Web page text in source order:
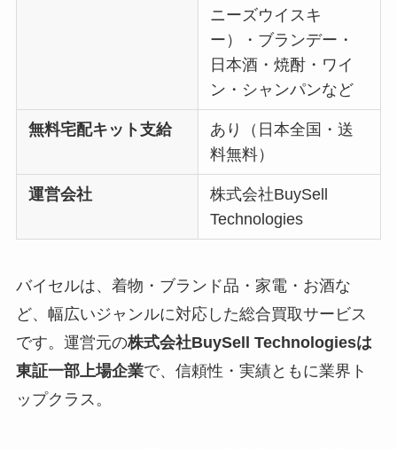
ニーズウイスキ
ー）・ブランデー・
日本酒・焼酎・ワイ
ン・シャンパンなど
無料宅配キット支給
あり（日本全国・送
料無料）
運営会社
株式会社BuySell
Technologies
バイセルは、着物・ブランド品・家電・お酒な
ど、幅広いジャンルに対応した総合買取サービス
です。運営元の株式会社BuySell Technologiesは
東証一部上場企業で、信頼性・実績ともに業界ト
ップクラス。